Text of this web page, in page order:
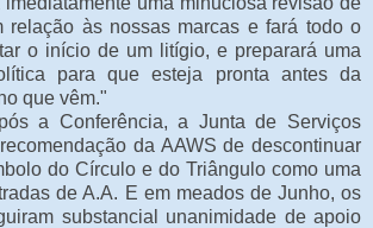
relação às nossas marcas e fará todo o
o início de um litígio, e preparará uma
para que esteja pronta antes da
que vêm."
a Conferência, a Junta de Serviços
da AAWS de descontinuar
do Círculo e do Triângulo como uma
de A.A. E em meados de Junho, os
substancial unanimidade de apoio